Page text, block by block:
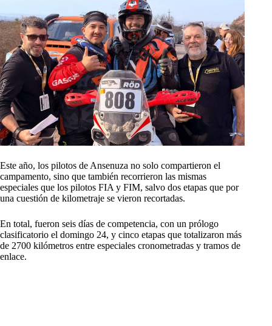
Este año, los pilotos de Ansenuza no solo compartieron el
campamento, sino que también recorrieron las mismas
especiales que los pilotos FIA y FIM, salvo dos etapas que por
una cuestión de kilometraje se vieron recortadas.
En total, fueron seis días de competencia, con un prólogo
clasificatorio el domingo 24, y cinco etapas que totalizaron más
de 2700 kilómetros entre especiales cronometradas y tramos de
enlace.